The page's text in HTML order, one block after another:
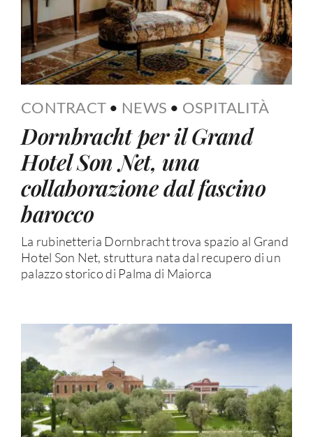
CONTRACT • NEWS • OSPITALITÀ
Dornbracht per il Grand
Hotel Son Net, una
collaborazione dal fascino
barocco
La rubinetteria Dornbracht trova spazio al Grand
Hotel Son Net, struttura nata dal recupero di un
palazzo storico di Palma di Maiorca